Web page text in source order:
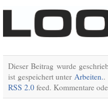
Dieser Beitrag wurde
ist gespeichert unter Arbeiten..
RSS 2.0 feed. Kommentare